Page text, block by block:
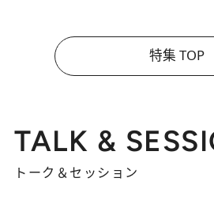
特集 TOP
TALK &
トーク＆セッション